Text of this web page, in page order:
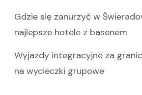
Gdzie się zanurzyć w
najlepsze hotele z basenem
Wyjazdy integracyjne za
na wycieczki grupowe